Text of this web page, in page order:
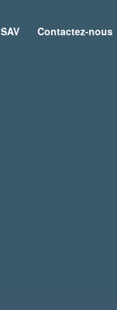
SAV Contactez-nous